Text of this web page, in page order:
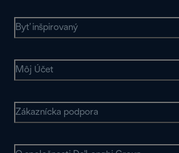
Byť inšpirovaný
Môj Účet
Zákaznícka podpora